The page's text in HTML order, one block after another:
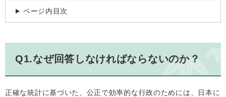
あり
文字サイズ 標準 拡大
ページ内目次
Q1.なぜ回答しなければならないのか？
正確な統計に基づいた、公正で効率的な行政のためには、日本に